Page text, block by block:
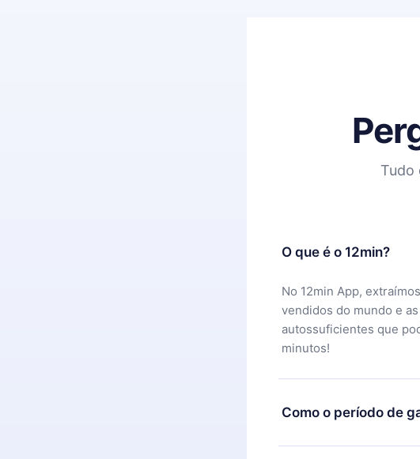
Tudo
O que é o 12min?
No 12min App,
vendidos do mundo e
autossuficientes que
minutos!
Como o período de
Você pode baixar